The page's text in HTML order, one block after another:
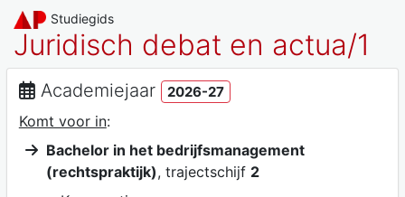
Studiegids
Juridisch debat en actua/1
Academiejaar 2026-27
Komt voor in:
Bachelor in het bedrijfsmanagement
(rechtspraktijk), trajectschijf 2